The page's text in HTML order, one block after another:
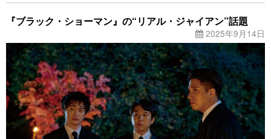
『ブラック・ショーマン』の“リアル・ジャイアン”話題
2025年9月14日